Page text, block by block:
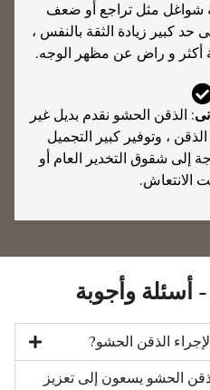
شواغل مثل تراجع أو ضعف
حد كبير زيادة الثقة بالنفس ،
أكثر و راض عن مظهر الوجه.
: الذقن الحشو نقدم بديل غير
، وتوفير كبير التجميل
إلى شقوق التخدير العام أو
الانتعاش.
أسئلة وأجوبة
الذقن الحشو?
الحشو يسعون إلى تعزيز